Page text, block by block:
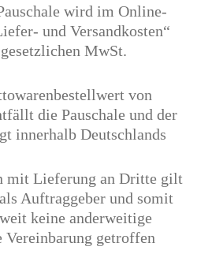
wird im Online-
und Versandkosten“
MwSt.
von
die Pauschale und der
innerhalb Deutschlands
mit Lieferung an Dritte gilt
Auftraggeber und somit
keine anderweitige
Vereinbarung getroffen